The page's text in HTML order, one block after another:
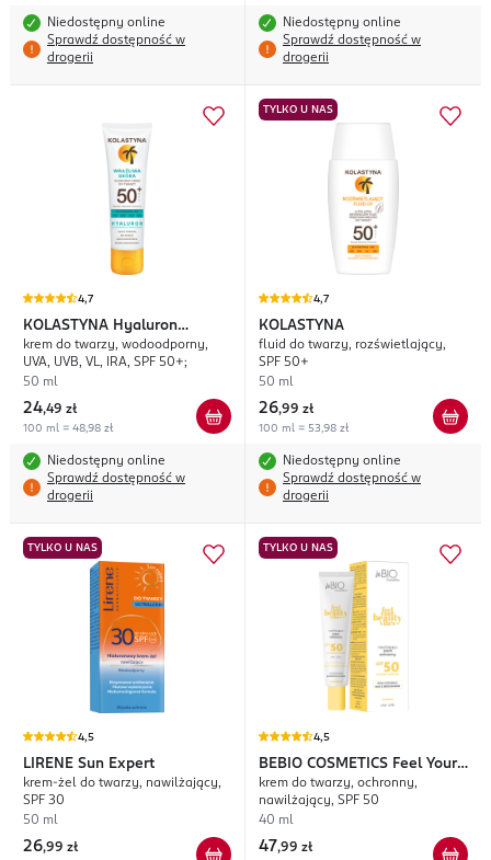
Niedostępny online
Sprawdź dostępność w
drogerii
Niedostępny online
Sprawdź dostępność w
drogerii
4,7
KOLASTYNA Hyaluron
Wrażliwa Skóra
krem do twarzy, wodoodporny,
UVA, UVB, VL, IRA, SPF 50+;
50 ml
24,49 zł
100 ml = 48,98 zł
Niedostępny online
Sprawdź dostępność w
drogerii
TYLKO U NAS
4,7
KOLASTYNA
fluid do twarzy, rozświetlający,
SPF 50+
50 ml
26,99 zł
100 ml = 53,98 zł
Niedostępny online
Sprawdź dostępność w
drogerii
TYLKO U NAS
4,5
LIRENE Sun Expert
krem-żel do twarzy, nawilżający,
SPF 30
50 ml
26,99 zł
TYLKO U NAS
4,5
BEBIO COSMETICS Feel Your
Beauty Vibes
krem do twarzy, ochronny,
nawilżający, SPF 50
40 ml
47,99 zł